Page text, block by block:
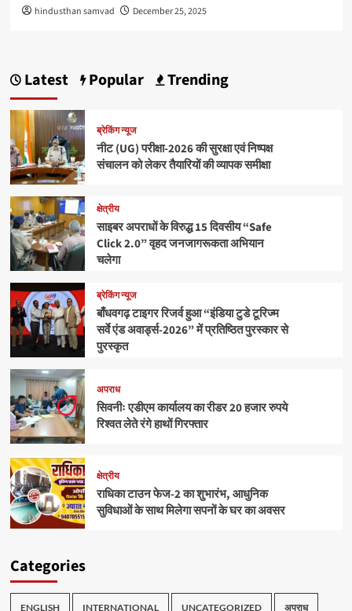
hindusthan samvad December 25, 2025
Latest Popular Trending
ब्रेकिंग न्यूज
नीट (UG) परीक्षा-2026 की सुरक्षा एवं निष्पक्ष
संचालन को लेकर तैयारियों की व्यापक समीक्षा
क्षेत्रीय
साइबर अपराधों के विरुद्ध 15 दिवसीय “Safe
Click 2.0” वृहद जनजागरूकता अभियान
चलेगा
ब्रेकिंग न्यूज
बाँधवगढ़ टाइगर रिजर्व हुआ “इंडिया टुडे टूरिज्म
सर्वे एंड अवार्ड्स-2026” में प्रतिष्ठित पुरस्कार से
पुरस्कृत
अपराध
सिवनीः एडीएम कार्यालय का रीडर 20 हजार रुपये
रिश्वत लेते रंगे हाथों गिरफ्तार
क्षेत्रीय
राधिका टाउन फेज-2 का शुभारंभ, आधुनिक
सुविधाओं के साथ मिलेगा सपनों के घर का अवसर
Categories
ENGLISH INTERNATIONAL UNCATEGORIZED अपराध